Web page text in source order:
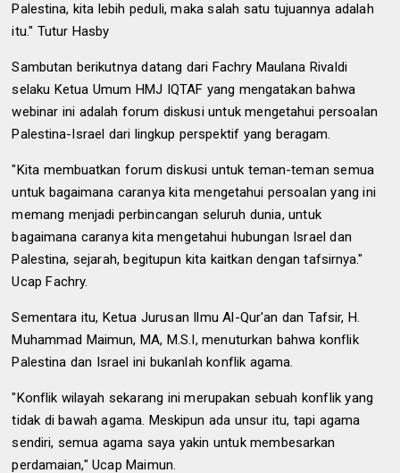
Palestina, kita lebih peduli, maka salah satu tujuannya adalah
itu." Tutur Hasby
Sambutan berikutnya datang dari Fachry Maulana Rivaldi
selaku Ketua Umum HMJ IQTAF yang mengatakan bahwa
webinar ini adalah forum diskusi untuk mengetahui persoalan
Palestina-Israel dari lingkup perspektif yang beragam.
"Kita membuatkan forum diskusi untuk teman-teman semua
untuk bagaimana caranya kita mengetahui persoalan yang ini
memang menjadi perbincangan seluruh dunia, untuk
bagaimana caranya kita mengetahui hubungan Israel dan
Palestina, sejarah, begitupun kita kaitkan dengan tafsirnya."
Ucap Fachry.
Sementara itu, Ketua Jurusan Ilmu Al-Qur'an dan Tafsir, H.
Muhammad Maimun, MA, M.S.I, menuturkan bahwa konflik
Palestina dan Israel ini bukanlah konflik agama.
"Konflik wilayah sekarang ini merupakan sebuah konflik yang
tidak di bawah agama. Meskipun ada unsur itu, tapi agama
sendiri, semua agama saya yakin untuk membesarkan
perdamaian," Ucap Maimun.